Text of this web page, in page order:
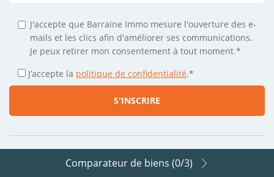
J'accepte que Barraine Immo mesure l'ouverture des e-
mails et les clics afin d'améliorer ses communications.
Je peux retirer mon consentement à tout moment.*
J’accepte la politique de confidentialité.*
Suivez-nous sur les réseaux
Comparateur de biens (0/3)